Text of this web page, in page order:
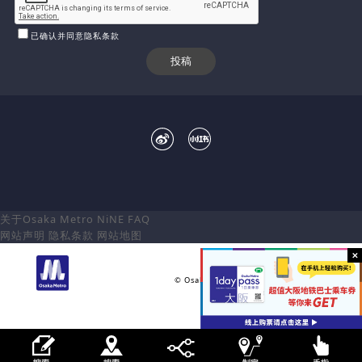
已确认并同意隐私条款
关于Osaka Metro NiNE FAQ
网站声明 隐私条款 网站地图
大阪市高速电气轨道株式会社
© Osaka Metro Co.,Ltd All rights reserved.